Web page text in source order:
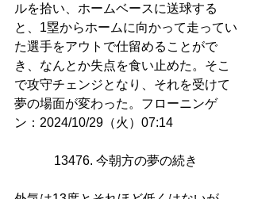
ルを拾い、ホームベースに送球する
と、1塁からホームに向かって走ってい
た選手をアウトで仕留めることがで
き、なんとか失点を食い止めた。そこ
で攻守チェンジとなり、それを受けて
夢の場面が変わった。フローニンゲ
ン：2024/10/29（火）07:14
13476. 今朝方の夢の続き